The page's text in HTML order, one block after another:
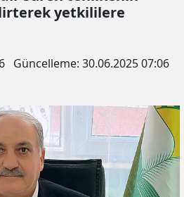
yetkililere
Güncelleme: 30.06.2025 07:06